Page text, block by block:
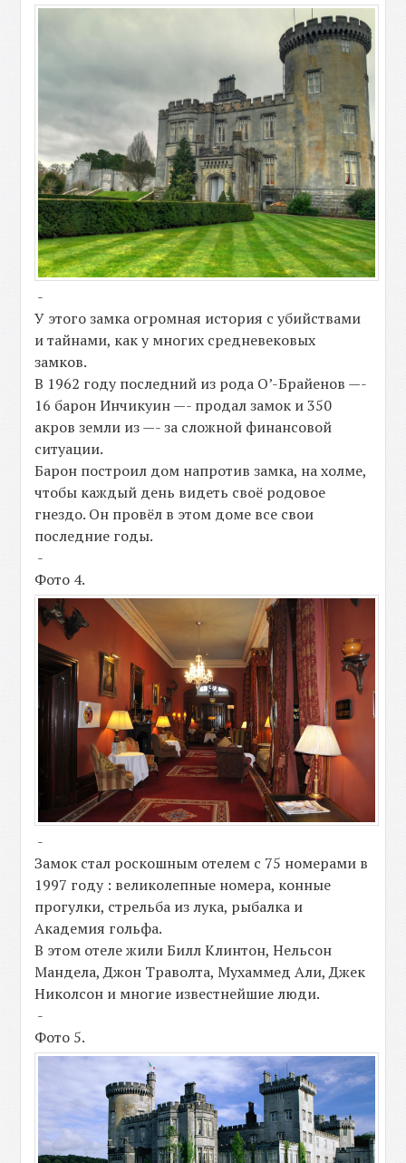
-
У этого замка огромная история с убийствами
и тайнами, как у многих средневековых
замков.
В 1962 году последний из рода О’-Брайенов —-
16 барон Инчикуин —- продал замок и 350
акров земли из —- за сложной финансовой
ситуации.
Барон построил дом напротив замка, на холме,
чтобы каждый день видеть своё родовое
гнездо. Он провёл в этом доме все свои
последние годы.
-
Фото 4.
-
Замок стал роскошным отелем с 75 номерами в
1997 году : великолепные номера, конные
прогулки, стрельба из лука, рыбалка и
Академия гольфа.
В этом отеле жили Билл Клинтон, Нельсон
Мандела, Джон Траволта, Мухаммед Али, Джек
Николсон и многие известнейшие люди.
-
Фото 5.